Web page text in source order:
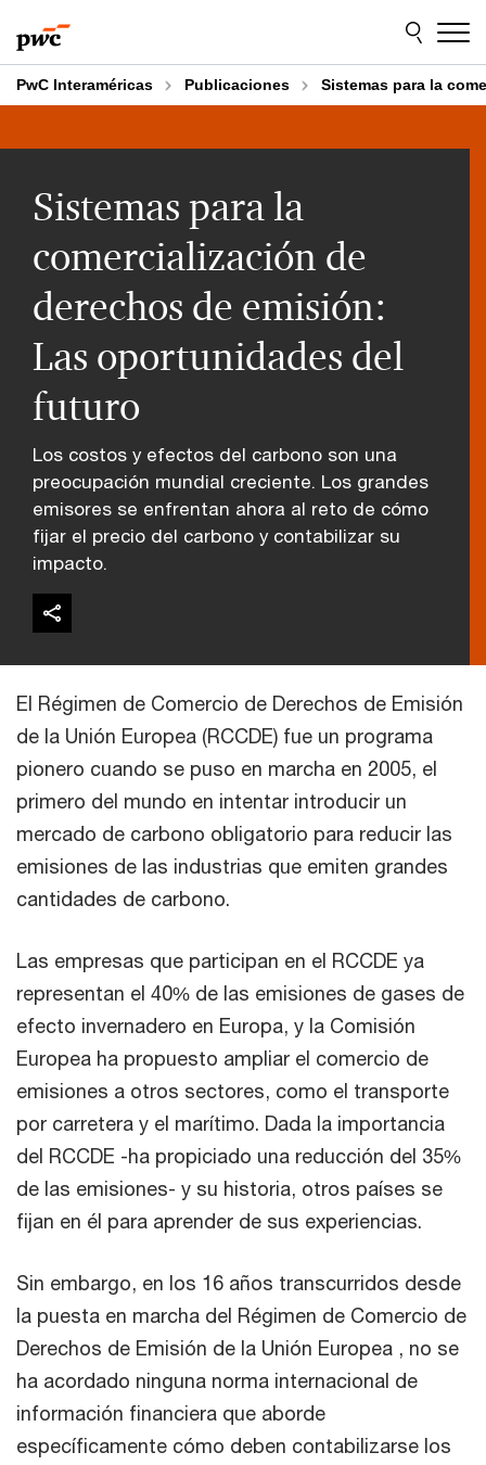
to
content
to
footer
PwC Interaméricas Publicaciones Sistemas para la
Sistemas para la
comercialización de
derechos de emisión:
Las oportunidades del
futuro
Los costos y efectos del carbono son una
preocupación mundial creciente. Los grandes
emisores se enfrentan ahora al reto de cómo
fijar el precio del carbono y contabilizar su
impacto.
El Régimen de Comercio de Derechos de Emisión
de la Unión Europea (RCCDE) fue un programa
pionero cuando se puso en marcha en 2005, el
primero del mundo en intentar introducir un
mercado de carbono obligatorio para reducir las
emisiones de las industrias que emiten grandes
cantidades de carbono.
Las empresas que participan en el RCCDE ya
representan el 40% de las emisiones de gases de
efecto invernadero en Europa, y la Comisión
Europea ha propuesto ampliar el comercio de
emisiones a otros sectores, como el transporte
por carretera y el marítimo. Dada la importancia
del RCCDE -ha propiciado una reducción del 35%
de las emisiones- y su historia, otros países se
fijan en él para aprender de sus experiencias.
Sin embargo, en los 16 años transcurridos desde
la puesta en marcha del Régimen de Comercio de
Derechos de Emisión de la Unión Europea , no se
ha acordado ninguna norma internacional de
información financiera que aborde
específicamente cómo deben contabilizarse los